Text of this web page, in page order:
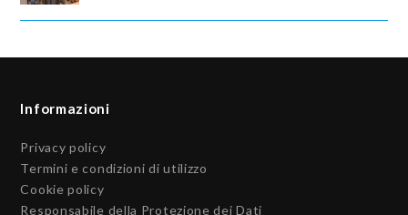
Informazioni
Privacy policy
Termini e condizioni di utilizzo
Cookie policy
Responsabile della Protezione dei Dati